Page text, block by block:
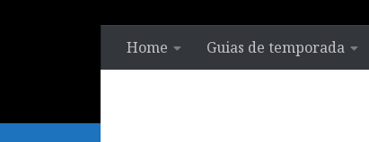
Home Guias de temporada